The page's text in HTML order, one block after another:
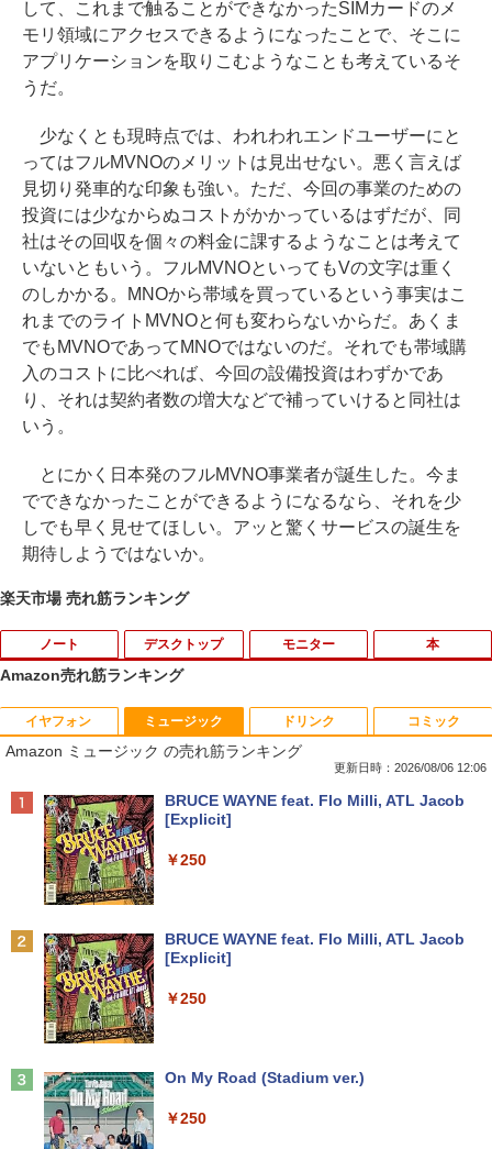
して、これまで触ることができなかったSIMカードのメ
モリ領域にアクセスできるようになったことで、そこに
アプリケーションを取りこむようなことも考えているそ
うだ。
少なくとも現時点では、われわれエンドユーザーにと
ってはフルMVNOのメリットは見出せない。悪く言えば
見切り発車的な印象も強い。ただ、今回の事業のための
投資には少なからぬコストがかかっているはずだが、同
社はその回収を個々の料金に課するようなことは考えて
いないともいう。フルMVNOといってもVの文字は重く
のしかかる。MNOから帯域を買っているという事実はこ
れまでのライトMVNOと何も変わらないからだ。あくま
でもMVNOであってMNOではないのだ。それでも帯域購
入のコストに比べれば、今回の設備投資はわずかであ
り、それは契約者数の増大などで補っていけると同社は
いう。
とにかく日本発のフルMVNO事業者が誕生した。今ま
でできなかったことができるようになるなら、それを少
しでも早く見せてほしい。アッと驚くサービスの誕生を
期待しようではないか。
楽天市場 売れ筋ランキング
ノート
1
【中古・Aランク】富士通 ARROWS Tab
Q7310 Aランク 第10世代 Core i5-10210
U メモリ4GB SSD128GB 13.3型 フルHD
純正キーボード・ペン付 整備済み品 送料
無料
￥29,800
新品 ノートパソコン office2019 付き Wi
ndows11 Pro オフィス搭載 14.1インチ
ゼント！】 (平日15時までに決済確認が
デスクトップ
1
Windows10 Pro 64BIT HP EliteDesk 70
5 G2 SFF AMD PRO A4-8350B R5 4GB
SSD 256GB DVD 中古パソコン デスクト
￥12,800
icro 第6世代 Core i3 メモリ:4GB SSD:1
28GB USB 3.0 DisplayPort HDMI Wi-fi
0 Windows11 ミニデスクトップ ミニPC
中古パソコン HP ProDesk 400 G7 Small
モニター
1
【お買い物マラソン 連動ポイントアッ
プ】エレコム モニターアーム 専用 モニ
ターマウントホルダー VESA穴無しモニ
PA-DPK1327BK
2
￥1,960
Dell E1715S/17型パソコンPC モニター
A,DP) SXGA HD/VESA準拠/非光沢/入力
本
1
キングダム 80 （ヤングジャンプコミッ
クス） [ 原 泰久 ]
￥770
￥2,970
Amazon売れ筋ランキング
イヤフォン
Anker Soundcore P40i オフホワイト
Anker Soundcore P31i ブラック
Anker Soundcore Liberty 5 ミッドナイトブ
ミュージック
Amazon ミュージック の売れ筋ランキング
更新日時：2026/08/06 12:06
BRUCE WAYNE feat. Flo Milli, ATL Jacob
[Explicit]
￥250
BRUCE WAYNE feat. Flo Milli, ATL Jacob
[Explicit]
￥250
On My Road (Stadium ver.)
￥250
ドリンク コミック